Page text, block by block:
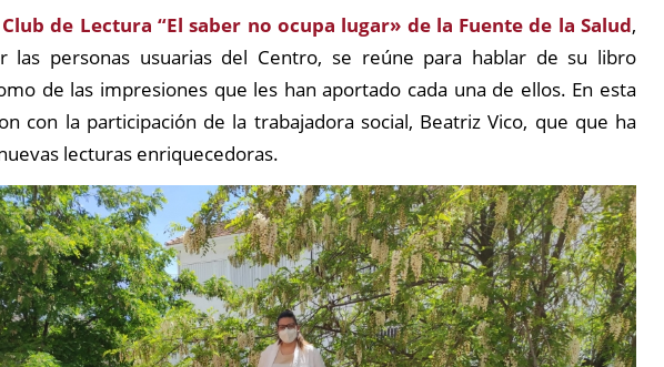
Club de Lectura “El saber no ocupa lugar» de la Fuente de la Salud,
las personas usuarias del Centro, se reúne para hablar de su libro
de las impresiones que les han aportado cada una de ellos. En esta
con la participación de la trabajadora social, Beatriz Vico, que que ha
lecturas enriquecedoras.